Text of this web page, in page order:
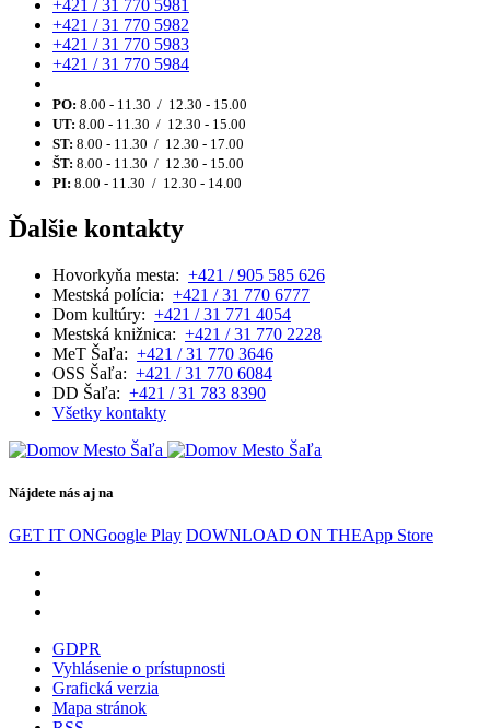
+421 / 31 770 5981
+421 / 31 770 5982
+421 / 31 770 5983
+421 / 31 770 5984
PO: 8.00 - 11.30 / 12.30 - 15.00
UT: 8.00 - 11.30 / 12.30 - 15.00
ST: 8.00 - 11.30 / 12.30 - 17.00
ŠT: 8.00 - 11.30 / 12.30 - 15.00
PI: 8.00 - 11.30 / 12.30 - 14.00
Ďalšie kontakty
Hovorkyňa mesta: +421 / 905 585 626
Mestská polícia: +421 / 31 770 6777
Dom kultúry: +421 / 31 771 4054
Mestská knižnica: +421 / 31 770 2228
MeT Šaľa: +421 / 31 770 3646
OSS Šaľa: +421 / 31 770 6084
DD Šaľa: +421 / 31 783 8390
Všetky kontakty
Nájdete nás aj na
GET IT ONGoogle Play DOWNLOAD ON THEApp Store
GDPR
Vyhlásenie o prístupnosti
Grafická verzia
Mapa stránok